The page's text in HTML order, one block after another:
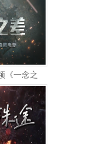
《一念之